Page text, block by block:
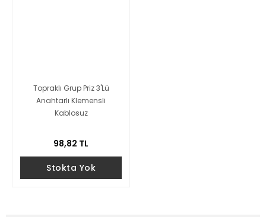
Topraklı Grup Priz 3'Lü
Anahtarlı Klemensli
Kablosuz
98,82 TL
Stokta Yok